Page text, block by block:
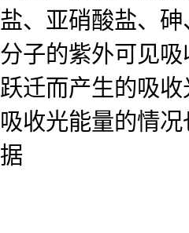
盐、亚硝酸盐、砷
分子的紫外可见
跃迁而产生的吸
吸收光能量的情
据